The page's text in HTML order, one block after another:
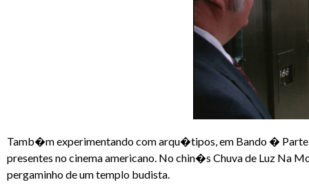
Tamb�m experimentando com arqu�tipos, em Bando �
presentes no cinema americano. No chin�s Chuva de Luz Na
pergaminho de um templo budista.